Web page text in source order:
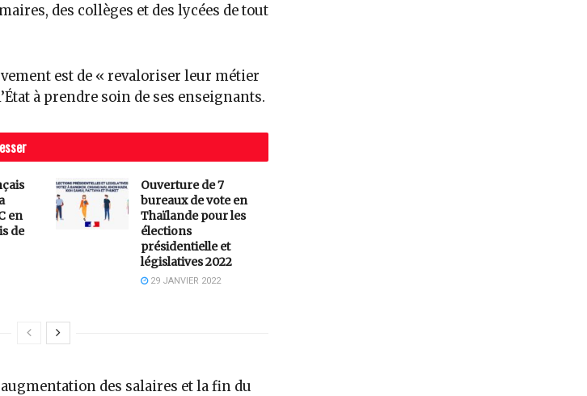
des collèges et des lycées de tout
est de « revaloriser leur métier
à prendre soin de ses enseignants.
en
de
Ouverture de 7
bureaux de vote en
Thaïlande pour les
élections
présidentielle et
législatives 2022
29 JANVIER 2022
des salaires et la fin du